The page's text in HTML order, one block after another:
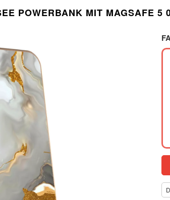
POWERBANK MIT MAGSAFE 5